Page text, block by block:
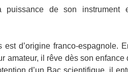
puissance de son instrument
d’origine franco-espagnole.
amateur, il rêve dès son